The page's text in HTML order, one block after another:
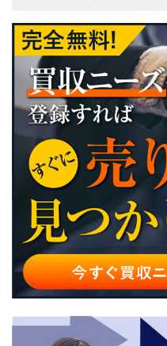
M&Aの基本合意書
M&Aの基本合意書とは
M&Aにおける基本合意書
基本合意書と独占交渉
上場企業のM&Aにおけ
売り手企業が注意するポ
買い手企業が注意するポ
まとめ